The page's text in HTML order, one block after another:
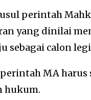
perintah
yang dinilai
sebagai calon
MA harus
hukum.